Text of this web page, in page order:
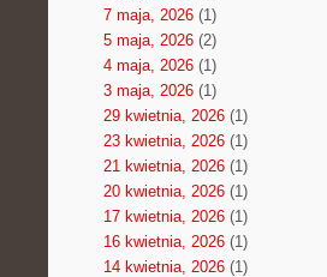
7 maja, 2026(1)
5 maja, 2026(2)
4 maja, 2026(1)
3 maja, 2026(1)
29 kwietnia, 2026(1)
23 kwietnia, 2026(1)
21 kwietnia, 2026(1)
20 kwietnia, 2026(1)
17 kwietnia, 2026(1)
16 kwietnia, 2026(1)
14 kwietnia, 2026(1)